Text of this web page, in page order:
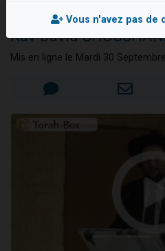
Il reste 49
Kippour ?
Rav David
Mis en ligne le Mardi 30
Vous n'avez pas de